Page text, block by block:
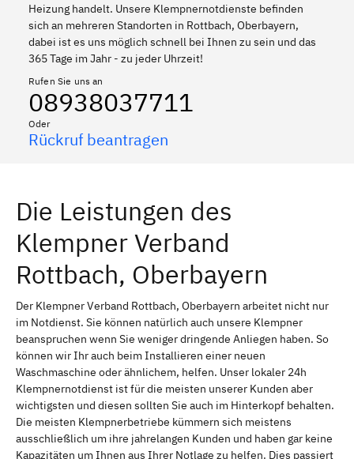
Heizung handelt. Unsere Klempnernotdienste befinden
sich an mehreren Standorten in Rottbach, Oberbayern,
dabei ist es uns möglich schnell bei Ihnen zu sein und das
365 Tage im Jahr - zu jeder Uhrzeit!
Rufen Sie uns an
08938037711
Oder
Rückruf beantragen
Die Leistungen des
Klempner Verband
Rottbach, Oberbayern
Der Klempner Verband Rottbach, Oberbayern arbeitet nicht nur
im Notdienst. Sie können natürlich auch unsere Klempner
beanspruchen wenn Sie weniger dringende Anliegen haben. So
können wir Ihr auch beim Installieren einer neuen
Waschmaschine oder ähnlichem, helfen. Unser lokaler 24h
Klempnernotdienst ist für die meisten unserer Kunden aber
wichtigsten und diesen sollten Sie auch im Hinterkopf behalten.
Die meisten Klempnerbetriebe kümmern sich meistens
ausschließlich um ihre jahrelangen Kunden und haben gar keine
Kapazitäten um Ihnen aus Ihrer Notlage zu helfen. Dies passiert